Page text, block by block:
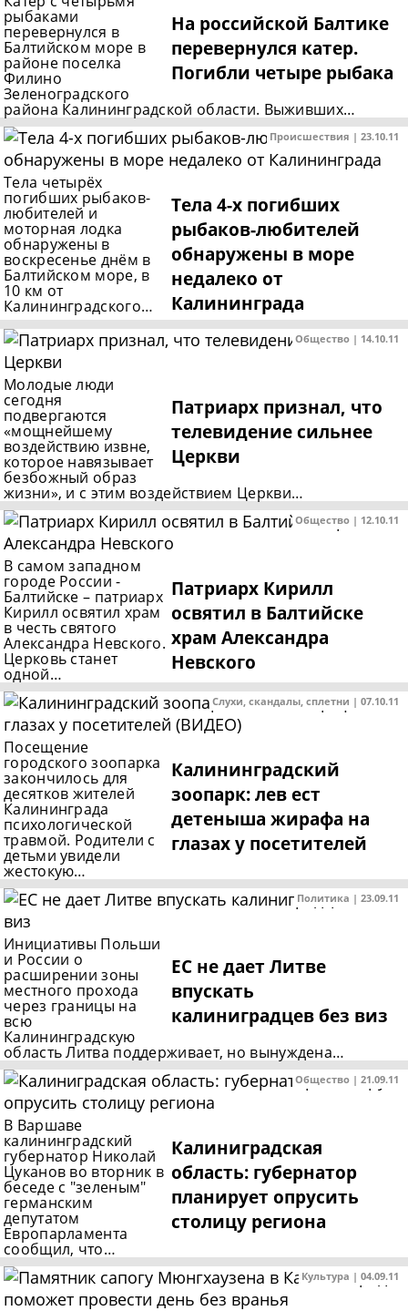
На российской Балтике
перевернулся катер.
Погибли четыре рыбака
рыбаками
перевернулся в
Балтийском море в
районе поселка
Филино
Зеленоградского
района Калининградской области. Выживших…
Происшествия | 23.10.11
Тела 4-х погибших
рыбаков-любителей
обнаружены в море
недалеко от
Калининграда
Тела четырёх
погибших рыбаков-
любителей и
моторная лодка
обнаружены в
воскресенье днём в
Балтийском море, в
10 км от
Калининградского…
Общество | 14.10.11
Патриарх признал, что
телевидение сильнее
Церкви
Молодые люди
сегодня
подвергаются
«мощнейшему
воздействию извне,
которое навязывает
безбожный образ
жизни», и с этим воздействием Церкви…
Общество | 12.10.11
Патриарх Кирилл
освятил в Балтийске
храм Александра
Невского
В самом западном
городе России -
Балтийске – патриарх
Кирилл освятил храм
в честь святого
Александра Невского.
Церковь станет
одной…
Слухи, скандалы, сплетни | 07.10.11
Калининградский
зоопарк: лев ест
детеныша жирафа на
глазах у посетителей
Посещение
городского зоопарка
закончилось для
десятков жителей
Калининграда
психологической
травмой. Родители с
детьми увидели
жестокую…
Политика | 23.09.11
ЕС не дает Литве
впускать
калиниградцев без виз
Инициативы Польши
и России о
расширении зоны
местного прохода
через границы на
всю
Калининградскую
область Литва поддерживает, но вынуждена…
Общество | 21.09.11
Калиниградская
область: губернатор
планирует опрусить
столицу региона
В Варшаве
калининградский
губернатор Николай
Цуканов во вторник в
беседе с "зеленым"
германским
депутатом
Европарламента
сообщил, что…
Культура | 04.09.11